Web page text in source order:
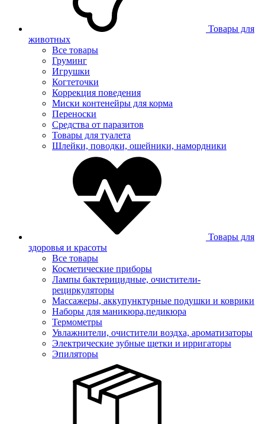
Товары для
животных
Все товары
Груминг
Игрушки
Когтеточки
Коррекция поведения
Миски контенейры для корма
Переноски
Средства от паразитов
Товары для туалета
Шлейки, поводки, ошейники, намордники
Товары для
здоровья и красоты
Все товары
Косметические приборы
Лампы бактерицидные, очистители-
рециркуляторы
Массажеры, аккупунктурные подушки и коврики
Наборы для маникюра,педикюра
Термометры
Увлажнители, очистители воздха, ароматизаторы
Электрические зубные щетки и ирригаторы
Эпиляторы